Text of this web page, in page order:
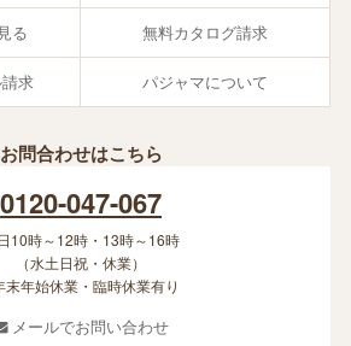
る 無料カタログ請求
求 パジャマについて
お問合わせはこちら
0120-047-067
10時～12時・13時～16時
（水土日祝・休業）
末年始休業・臨時休業有り
メールでお問い合わせ